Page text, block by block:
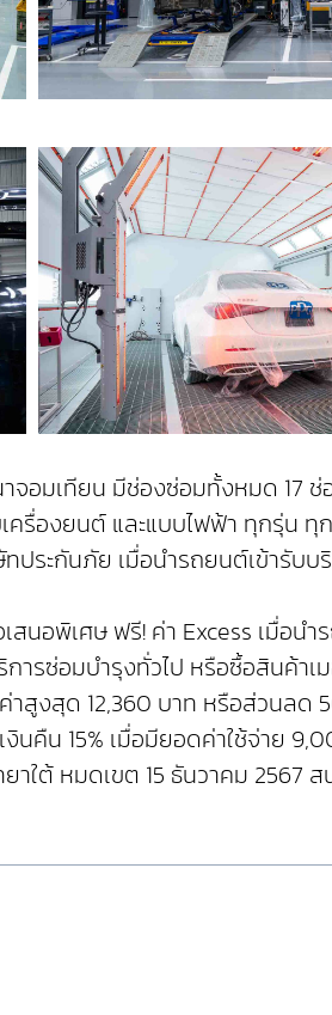
อมเทียน มีช่องซ่อมทั้งหมด 17
รื่องยนต์ และแบบไฟฟ้า ทุกรุ่น ทุ
ประกันภัย เมื่อนำรถยนต์เข้ารับ
นอพิเศษ ฟรี! ค่า Excess เมื่อน
รซ่อมบำรุงทั่วไป หรือซื้อสินค้าเ
สูงสุด 12,360 บาท หรือส่วนลด
นคืน 15% เมื่อมียอดค่าใช้จ่าย
าใต้ หมดเขต 15 ธันวาคม 2567